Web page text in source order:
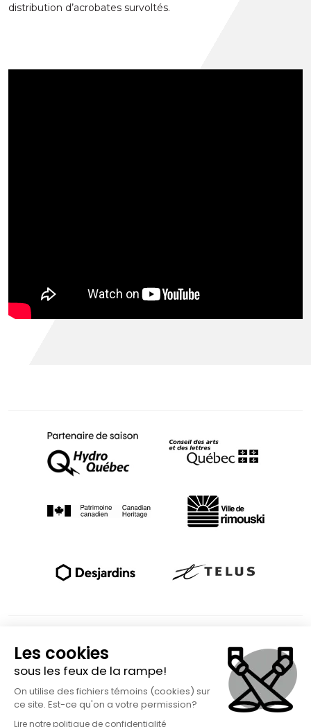
distribution d’acrobates survoltés.
Fait avec
à Rimouski | Copyright © 2026 Spect'Art Rimouski.
Tous droits réservés. Site Internet propulsé par :
Okidoo.ca
Politique de confidentialité